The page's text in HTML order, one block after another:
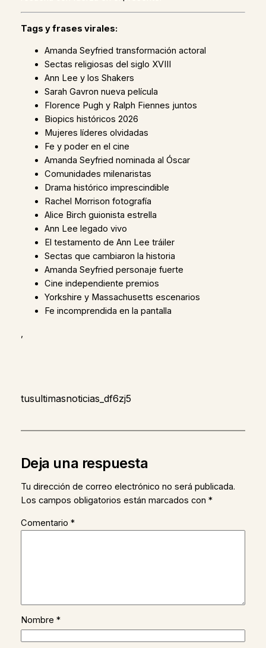
Tags y frases virales:
Amanda Seyfried transformación actoral
Sectas religiosas del siglo XVIII
Ann Lee y los Shakers
Sarah Gavron nueva película
Florence Pugh y Ralph Fiennes juntos
Biopics históricos 2026
Mujeres líderes olvidadas
Fe y poder en el cine
Amanda Seyfried nominada al Óscar
Comunidades milenaristas
Drama histórico imprescindible
Rachel Morrison fotografía
Alice Birch guionista estrella
Ann Lee legado vivo
El testamento de Ann Lee tráiler
Sectas que cambiaron la historia
Amanda Seyfried personaje fuerte
Cine independiente premios
Yorkshire y Massachusetts escenarios
Fe incomprendida en la pantalla
,
tusultimasnoticias_df6zj5
Deja una respuesta
Tu dirección de correo electrónico no será publicada.
Los campos obligatorios están marcados con *
Comentario *
Nombre *